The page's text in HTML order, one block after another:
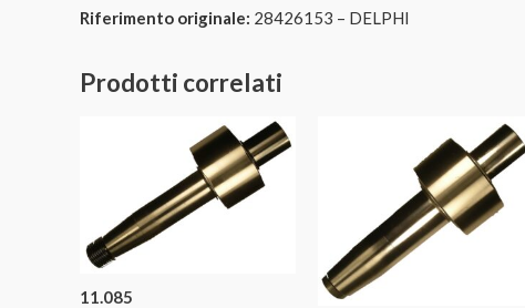
Riferimento originale: 28426153 – DELPHI
Prodotti correlati
11.085